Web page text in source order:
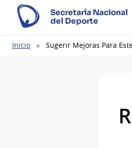
Secretaría Nacional
del Deporte
Ruta
Inicio Sugerir Mejoras Para